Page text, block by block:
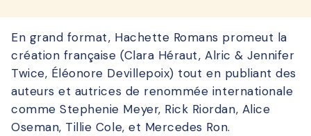
En grand format, Hachette Romans promeut la
création française (Clara Héraut, Alric & Jennifer
Twice, Éléonore Devillepoix) tout en publiant des
auteurs et autrices de renommée internationale
comme Stephenie Meyer, Rick Riordan, Alice
Oseman, Tillie Cole, et Mercedes Ron.